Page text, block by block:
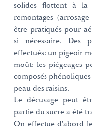
solides flottent à la
remontages
être pratiqués pour
si nécessaire. Des
effectués: un pigeoir
moût: les piégeages
composés
peau des raisins.
Le décuvage peut
partie du sucre a été
On effectue d'abord